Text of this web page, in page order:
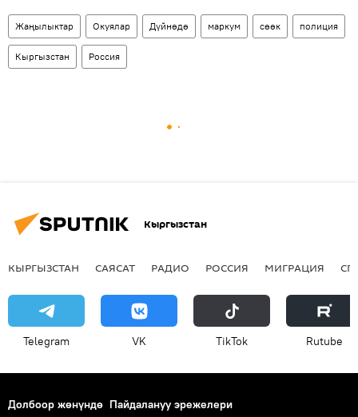
Жаңылыктар Окуялар Дүйнөдө маркум сөөк полиция
Кыргызстан Россия
Кыргызстан
КЫРГЫЗСТАН САЯСАТ РАДИО РОССИЯ МИГРАЦИЯ
Telegram VK ТikТоk Rutube
Долбоор жөнүндө Пайдалануу эрежелери